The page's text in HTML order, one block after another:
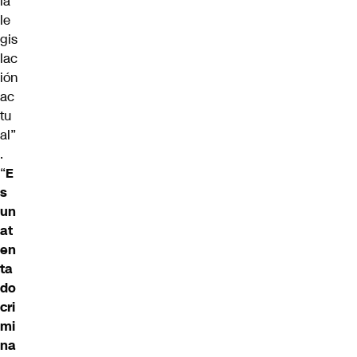
le
gis
lac
ión
ac
tu
al”
.
“E
s
un
at
en
ta
do
cri
mi
na